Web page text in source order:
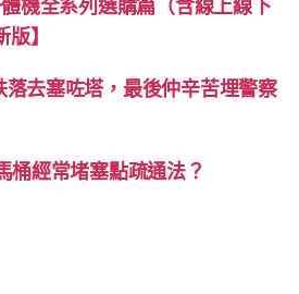
機全系列選購篇（含線上線下
】
去塞咗塔，最後仲辛苦埋警察
桶經常堵塞點疏通法？